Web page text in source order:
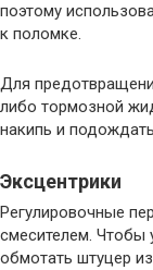
поэтому
к поломке.
Для
либо тормозной
накипь и
Эксцентрики
Регулировочные
смесителем. Чтобы
обмотать штуцер